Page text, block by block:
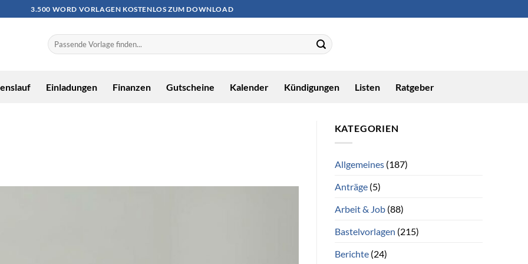
3.500 WORD VORLAGEN KOSTENLOS ZUM DOWNLOAD
Einladungen Finanzen Gutscheine Kalender Kündigungen Listen Ratgeber
KATEGORIEN
Allgemeines(187)
Anträge(5)
Arbeit & Job(88)
Bastelvorlagen (215)
Berichte(24)